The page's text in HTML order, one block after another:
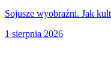
Sojusze wyobraźni. Jak
1 sierpnia 2026